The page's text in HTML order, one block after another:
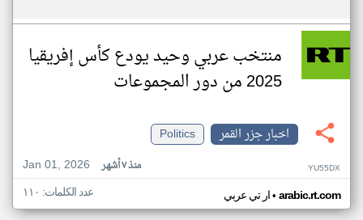
منتخب عربي وحيد يودع كأس إفريقيا
2025 من دور المجموعات
اخبار جزر القمر
Politics
Jan 01, 2026
منذ ٧ أشهر YU55DX
ار تي عربي• arabic.rt.com عدد الكلمات: ١١٠